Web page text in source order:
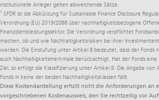
institutionelle Anleger gelten abweichende Sätze.
3 SFDR ist die Abkürzung für Sustainable Finance Disclosure
Verordnung (EU) 2019/2088 über nachhaltigkeitsbezogene
Finanzdienstleistungssektor. Die Verordnung verpflichtet
machen, ob und wie Nachhaltigkeitsrisiken bei ihrer
werden. Die Einstufung unter Artikel 8 bedeutet, dass der Fonds
auch Nachhaltigkeitsmerkmale berücksichtigt. Hat der Fonds
Ziel, so erfolgt die Klassifizierung unter Artikel 9. Die Angabe von
Fonds in keine der beiden Nachhaltigkeitsklassen fällt.
Diese Kostendarstellung erfüllt nicht die Anforderungen an
vorgeschriebenen Kostenausweis, den Sie rechtzeitig vor